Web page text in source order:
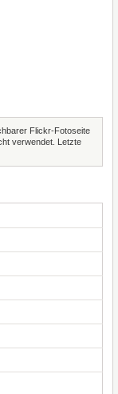
Flickr-Fotoseite
verwendet. Letzte